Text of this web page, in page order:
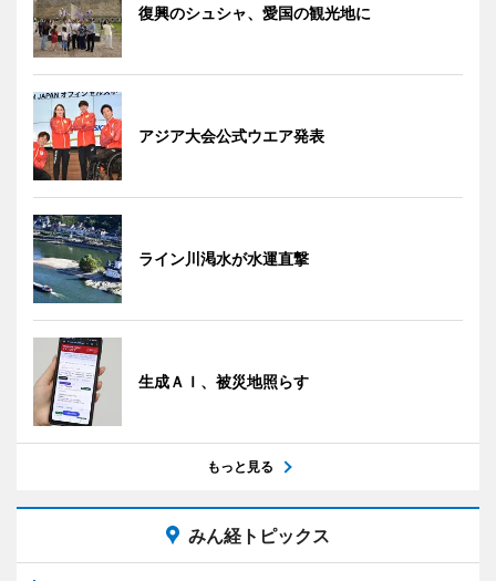
復興のシュシャ、愛国の観光地に
アジア大会公式ウエア発表
ライン川渇水が水運直撃
生成ＡＩ、被災地照らす
もっと見る
みん経トピックス